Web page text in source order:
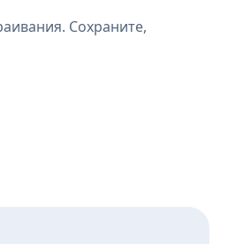
Сохраните,